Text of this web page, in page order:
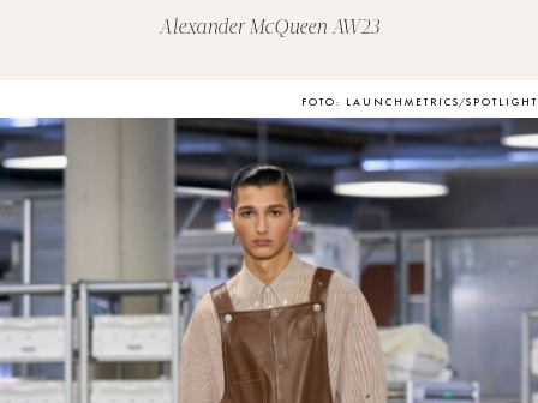
Alexander McQueen AW23
FOTO: LAUNCHMETRICS/SPOTLIGHT